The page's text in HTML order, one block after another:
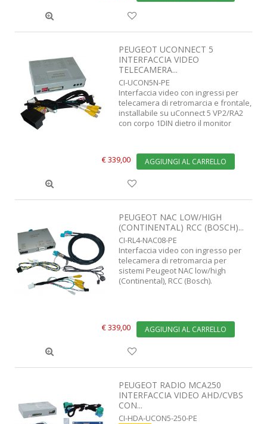
PEUGEOT UCONNECT 5
INTERFACCIA VIDEO
TELECAMERA...
CI-UCON5N-PE
Interfaccia video con ingressi per
telecamera di retromarcia e frontale,
installabile su uConnect 5 VP2/RA2
con corpo 1DIN dietro il monitor
€ 339,00 AGGIUNGI AL CARRELLO
PEUGEOT NAC LOW/HIGH
(CONTINENTAL) RCC (BOSCH)...
CI-RL4-NAC08-PE
Interfaccia video con ingresso per
telecamera di retromarcia per
sistemi Peugeot NAC low/high
(Continental), RCC (Bosch).
€ 339,00 AGGIUNGI AL CARRELLO
PEUGEOT RADIO MCA250
INTERFACCIA VIDEO AHD/CVBS
CON...
CI-HDA-UCON5-250-PE